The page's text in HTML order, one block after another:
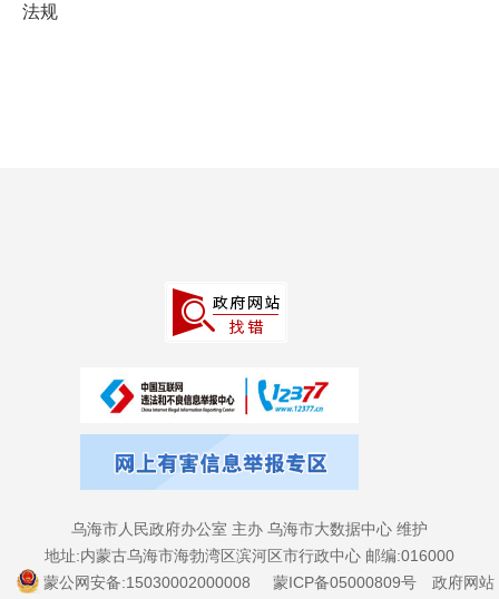
法规
乌海市人民政府办公室 主办 乌海市大数据中心 维护
地址:内蒙古乌海市海勃湾区滨河区市行政中心 邮编:016000
蒙公网安备:15030002000008
蒙ICP备05000809号 政府网站